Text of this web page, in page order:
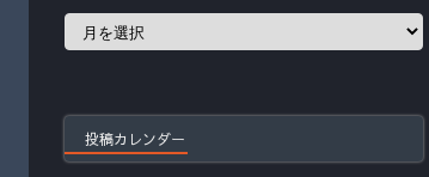
過
投稿カレンダー